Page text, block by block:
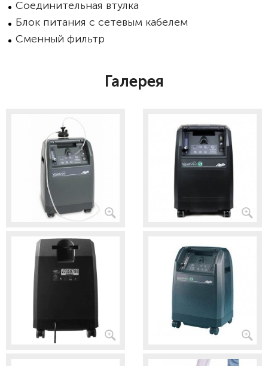
Соединительная втулка
Блок питания с сетевым кабелем
Сменный фильтр
Галерея